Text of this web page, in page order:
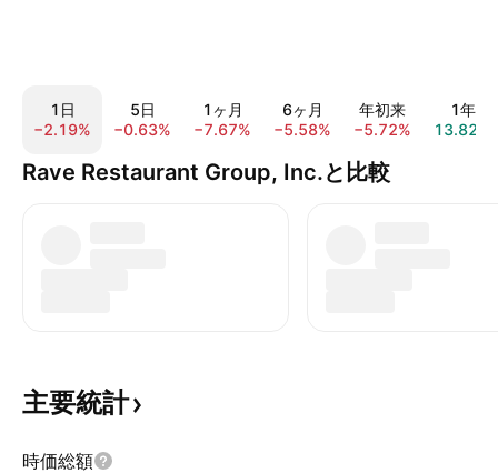
1日
−2.19%
5日
−0.63%
1ヶ月
−7.67%
6ヶ月
−5.58%
年初来
−5.72%
1年
13.82%
Rave Restaurant Group, Inc.と比較
主要統計
時価総額